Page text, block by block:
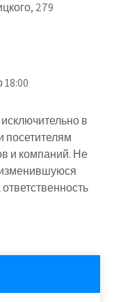
279
в
посетителям
и компаний. Не